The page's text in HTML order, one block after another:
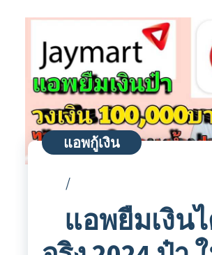
แอพกู้เงิน
แอพยืมเงิน